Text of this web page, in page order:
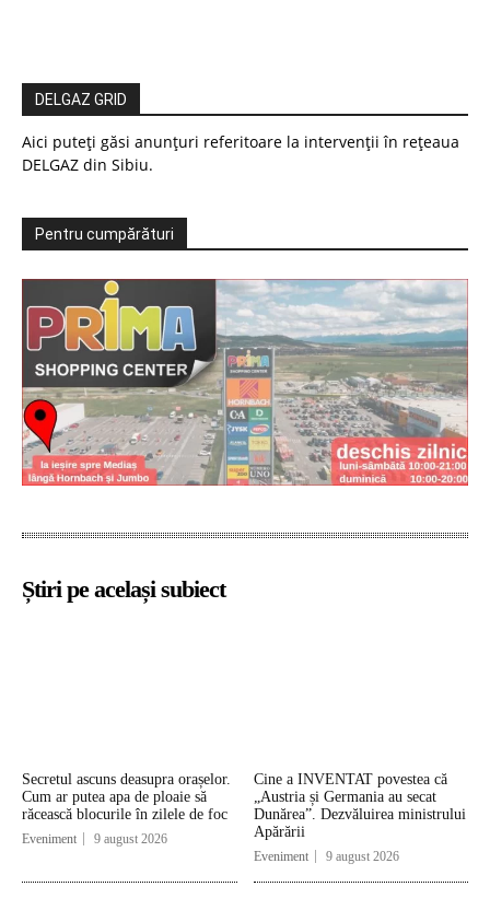
DELGAZ GRID
Aici puteți găsi anunțuri referitoare la intervenții în rețeaua
DELGAZ din Sibiu.
Pentru cumpărături
Știri pe același subiect
Secretul ascuns deasupra orașelor.
Cum ar putea apa de ploaie să
răcească blocurile în zilele de foc
Eveniment 9 august 2026
Cine a INVENTAT povestea că
„Austria și Germania au secat
Dunărea”. Dezvăluirea ministrului
Apărării
Eveniment 9 august 2026